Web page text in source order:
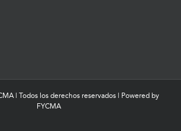
| Todos los derechos reservados | Powered by
FYCMA